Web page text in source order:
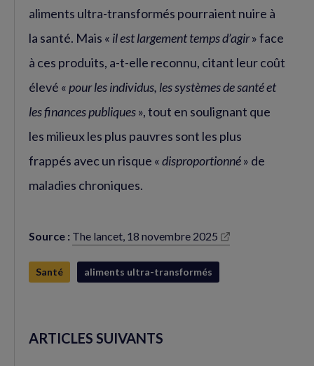
aliments ultra-transformés pourraient nuire à
la santé. Mais « il est largement temps d’agir» face
à ces produits, a-t-elle reconnu, citant leur coût
élevé «pour les individus, les systèmes de santé et
les finances publiques», tout en soulignant que
les milieux les plus pauvres sont les plus
frappés avec un risque «disproportionné» de
maladies chroniques.
Source : The lancet, 18 novembre 2025
(nouvelle
Santé aliments ultra-transformés
ARTICLES SUIVANTS